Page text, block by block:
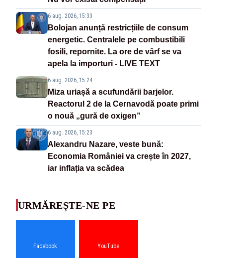
6 aug. 2026, 15:33
Bolojan anunță restricțiile de consum
energetic. Centralele pe combustibili
fosili, repornite. La ore de vârf se va
apela la importuri - LIVE TEXT
6 aug. 2026, 15:24
Miza uriașă a scufundării barjelor.
Reactorul 2 de la Cernavodă poate primi
o nouă „gură de oxigen”
6 aug. 2026, 15:23
Alexandru Nazare, veste bună:
Economia României va crește în 2027,
iar inflația va scădea
URMĂREȘTE-NE PE
Facebook YouTube